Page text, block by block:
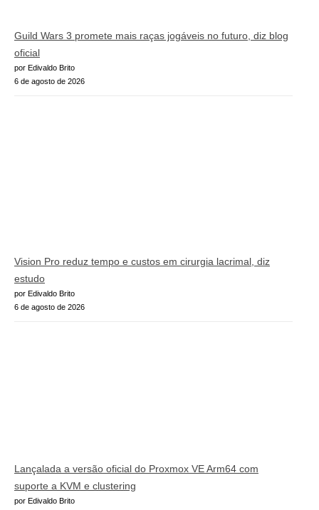
Guild Wars 3 promete mais raças jogáveis no futuro, diz blog
oficial
por Edivaldo Brito
6 de agosto de 2026
Vision Pro reduz tempo e custos em cirurgia lacrimal, diz
estudo
por Edivaldo Brito
6 de agosto de 2026
Lançalada a versão oficial do Proxmox VE Arm64 com
suporte a KVM e clustering
por Edivaldo Brito